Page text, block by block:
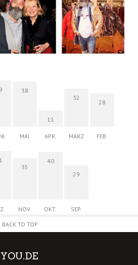
38
MAI
11
APR.
32
MÄRZ
28
FEB.
35
NOV.
40
OKT.
29
SEP.
BACK TO TOP